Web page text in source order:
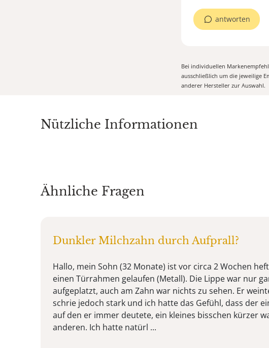
antworten
Bei individuellen
ausschließlich um die jeweilige
anderer Hersteller zur Auswahl.
Nützliche Informationen
Ähnliche Fragen
Dunkler Milchzahn durch Aufprall?
Hallo, mein Sohn (32 Monate) ist vor circa 2 Wochen
einen Türrahmen gelaufen (Metall). Die Lippe war nur
aufgeplatzt, auch am Zahn war nichts zu sehen. Er
schrie jedoch stark und ich hatte das Gefühl, dass der
auf den er immer deutete, ein kleines bisschen kürzer
anderen. Ich hatte natürl ...